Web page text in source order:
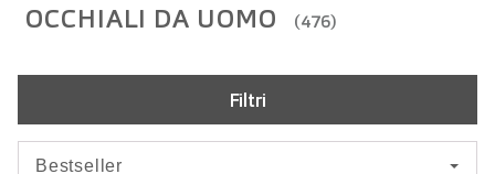
OCCHIALI DA UOMO (476)
Filtri